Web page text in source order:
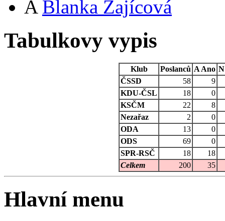
A Blanka Zajícová
Tabulkovy vypis
Klub Poslanců A Ano N
ČSSD
58
9
KDU-ČSL
18
0
KSČM
22
8
Nezařaz
2
0
ODA
13
0
ODS
69
0
SPR-RSČ
18
18
Celkem
200 35
Hlavní menu